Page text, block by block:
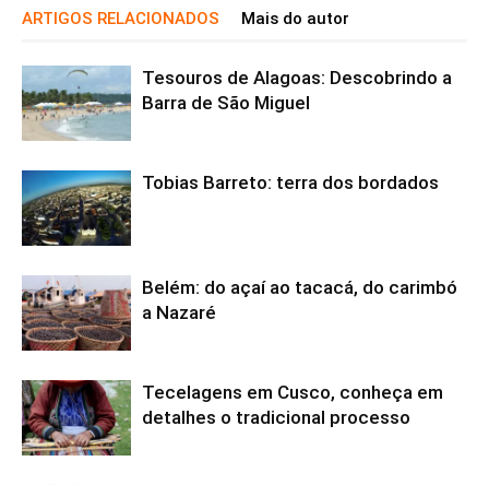
ARTIGOS RELACIONADOS Mais do autor
Tesouros de Alagoas: Descobrindo a
Barra de São Miguel
Tobias Barreto: terra dos bordados
Belém: do açaí ao tacacá, do carimbó
a Nazaré
Tecelagens em Cusco, conheça em
detalhes o tradicional processo